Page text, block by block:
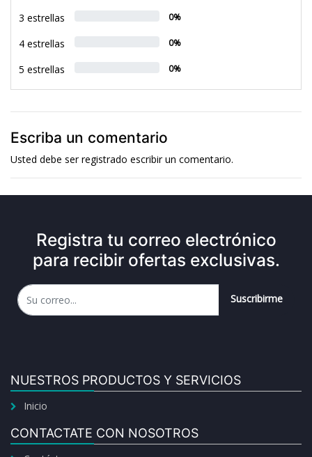
3 estrellas 0%
4 estrellas 0%
5 estrellas 0%
Escriba un comentario
Usted debe serregistrado escribir un comentario.
Registra tu correo electrónico
para recibir ofertas exclusivas.
Suscribirme
NUESTROS PRODUCTOS Y SERVICIOS
Inicio
CONTACTATE CON NOSOTROS